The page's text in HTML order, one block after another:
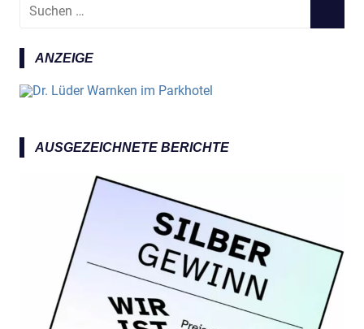
e
ANZEIGE
AUSGEZEICHNETE BERICHTE